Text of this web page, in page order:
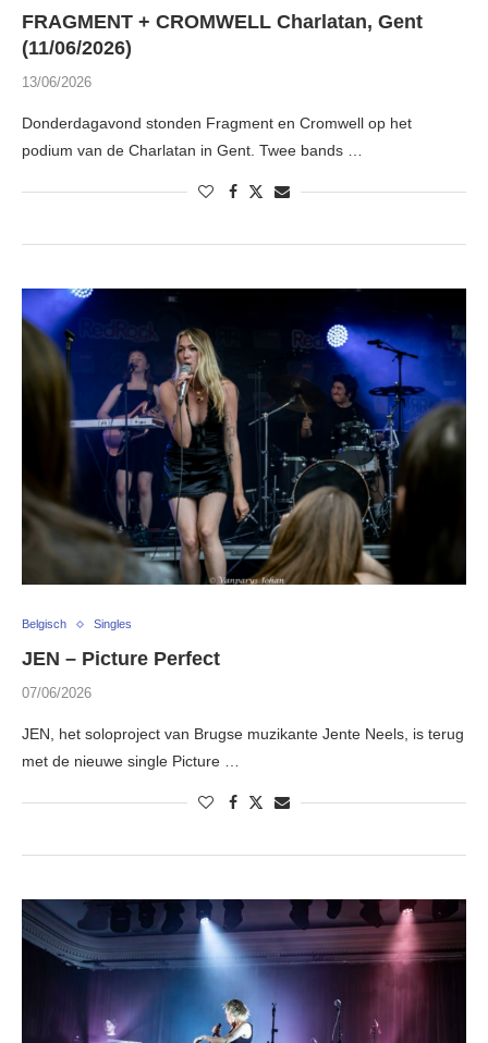
FRAGMENT + CROMWELL Charlatan, Gent
(11/06/2026)
13/06/2026
Donderdagavond stonden Fragment en Cromwell op het
podium van de Charlatan in Gent. Twee bands …
Belgisch Singles
JEN – Picture Perfect
07/06/2026
JEN, het soloproject van Brugse muzikante Jente Neels, is terug
met de nieuwe single Picture …